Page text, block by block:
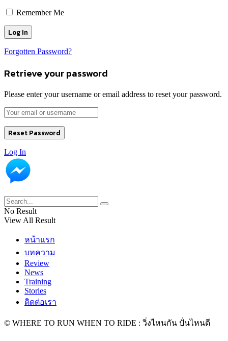
Remember Me
Forgotten Password?
Retrieve your password
Please enter your username or email address to reset your password.
Log In
No Result
View All Result
หน้าแรก
บทความ
Review
News
Training
Stories
ติดต่อเรา
© WHERE TO RUN WHEN TO RIDE : วิ่งไหนกัน ปั่นไหนดี